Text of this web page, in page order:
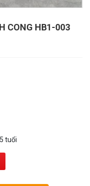
CONG HB1-003
tuổi